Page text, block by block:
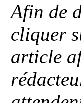
Afin de
cliquer
article